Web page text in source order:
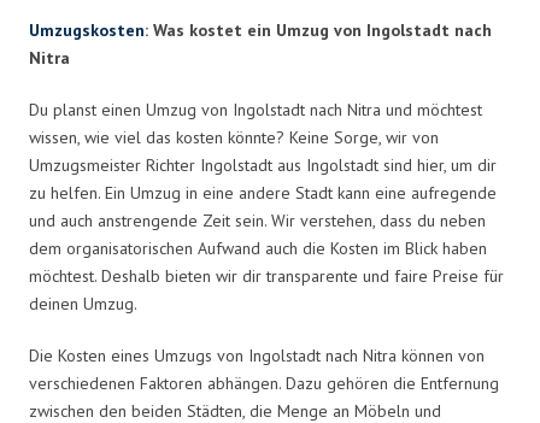
Umzugskosten: Was kostet ein Umzug von Ingolstadt nach
Nitra
Du planst einen Umzug von Ingolstadt nach Nitra und möchtest
wissen, wie viel das kosten könnte? Keine Sorge, wir von
Umzugsmeister Richter Ingolstadt aus Ingolstadt sind hier, um dir
zu helfen. Ein Umzug in eine andere Stadt kann eine aufregende
und auch anstrengende Zeit sein. Wir verstehen, dass du neben
dem organisatorischen Aufwand auch die Kosten im Blick haben
möchtest. Deshalb bieten wir dir transparente und faire Preise für
deinen Umzug.
Die Kosten eines Umzugs von Ingolstadt nach Nitra können von
verschiedenen Faktoren abhängen. Dazu gehören die Entfernung
zwischen den beiden Städten, die Menge an Möbeln und